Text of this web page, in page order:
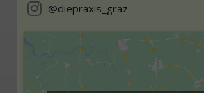
@diepraxis_graz